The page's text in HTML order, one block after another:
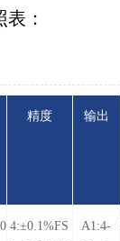
：
精度 输出
4:±0.1%FS
A1:4-